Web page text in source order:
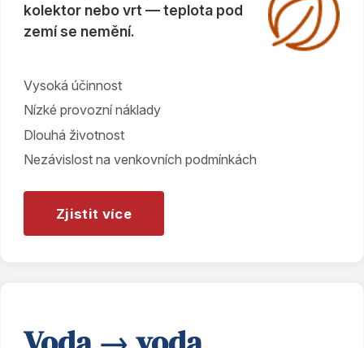
kolektor nebo vrt — teplota pod
zemí se nemění.
Vysoká účinnost
Nízké provozní náklady
Dlouhá životnost
Nezávislost na venkovních podmínkách
Zjistit více